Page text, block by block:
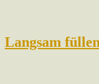
Langsam